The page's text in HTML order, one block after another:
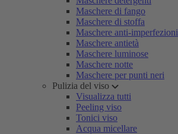
Maschere di fango
Maschere di stoffa
Maschere anti-imperfezioni
Maschere antietà
Maschere luminose
Maschere notte
Maschere per punti neri
Pulizia del viso
Visualizza tutti
Peeling viso
Tonici viso
Acqua micellare